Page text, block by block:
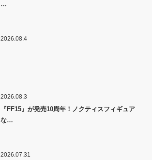
…
2026.08.4
2026.08.3
『FF15』が発売10周年！ノクティスフィギュア
な…
2026.07.31